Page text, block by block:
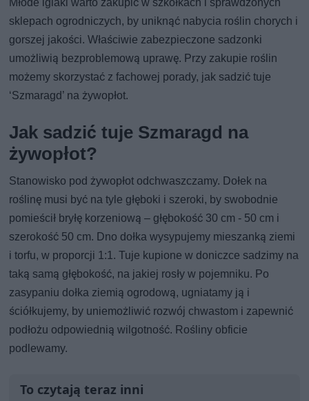
sklepach ogrodniczych, by uniknąć nabycia roślin chorych i
gorszej jakości. Właściwie zabezpieczone sadzonki
umożliwią bezproblemową uprawę. Przy zakupie roślin
możemy skorzystać z fachowej porady, jak sadzić tuje
‘Szmaragd’ na żywopłot.
Jak sadzić tuje Szmaragd na
żywopłot?
Stanowisko pod żywopłot odchwaszczamy. Dołek na
roślinę musi być na tyle głęboki i szeroki, by swobodnie
pomieścił bryłę korzeniową – głębokość 30 cm - 50 cm i
szerokość 50 cm. Dno dołka wysypujemy mieszanką ziemi
i torfu, w proporcji 1:1. Tuje kupione w doniczce sadzimy na
taką samą głębokość, na jakiej rosły w pojemniku. Po
zasypaniu dołka ziemią ogrodową, ugniatamy ją i
ściółkujemy, by uniemożliwić rozwój chwastom i zapewnić
podłożu odpowiednią wilgotność. Rośliny obficie
podlewamy.
To czytają teraz inni